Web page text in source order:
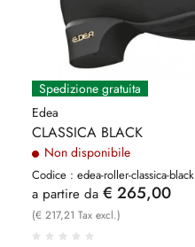
Spedizione gratuita
Edea
CLASSICA BLACK
Non disponibile
Codice : edea-roller-classica-black
a partire da € 265,00
(€ 217,21 Tax excl.)